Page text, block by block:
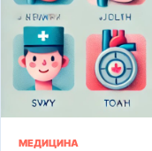
МЕДИЦИНА